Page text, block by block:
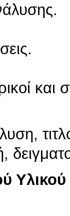
Υλικού